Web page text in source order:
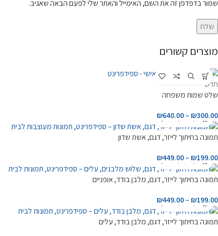
שמור בדפדפן זה את השם, האימייל והאתר שלי לפעם הבאה שאגיב.
מוצרים קשורים
חדש
שלט שמות משפחה
₪300.00
–
₪640.00
תמונה בחיתוך לייזר, דגם, אשת שדון
₪199.00
–
₪449.00
תמונה בחיתוך לייזר, דגם, מלבן בודד, אופניים
₪199.00
–
₪449.00
תמונה בחיתוך לייזר, דגם, מלבן בודד, עלים